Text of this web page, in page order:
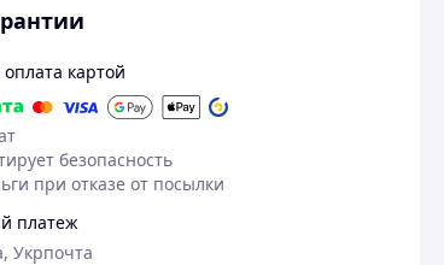
картой
безопасность
при отказе от посылки
платеж
Укрпочта